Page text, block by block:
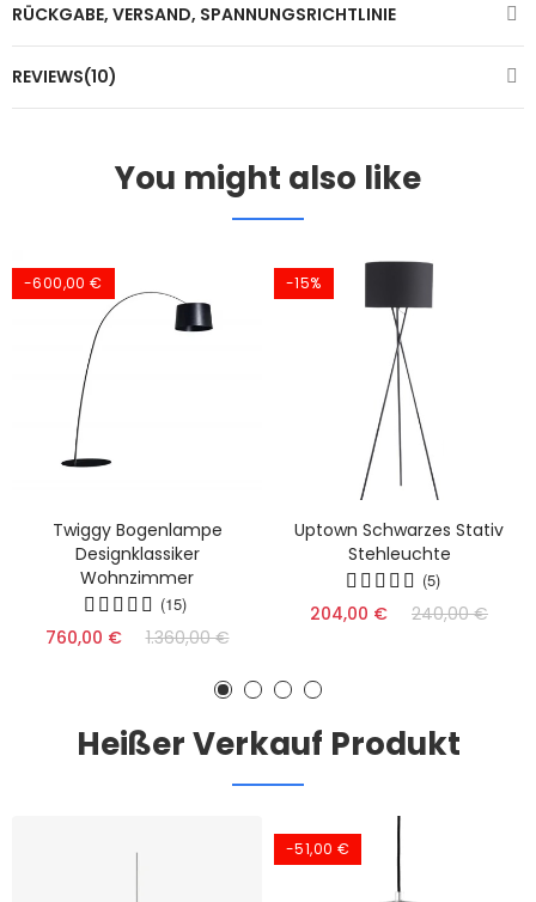
RÜCKGABE, VERSAND, SPANNUNGSRICHTLINIE
REVIEWS(10)
You might also like
-600,00 €
Twiggy Bogenlampe
Designklassiker
Wohnzimmer
(15)
760,00 € 1.360,00 €
-15%
Uptown Schwarzes Stativ
Stehleuchte
(5)
204,00 € 240,00 €
Heißer Verkauf Produkt
-51,00 €